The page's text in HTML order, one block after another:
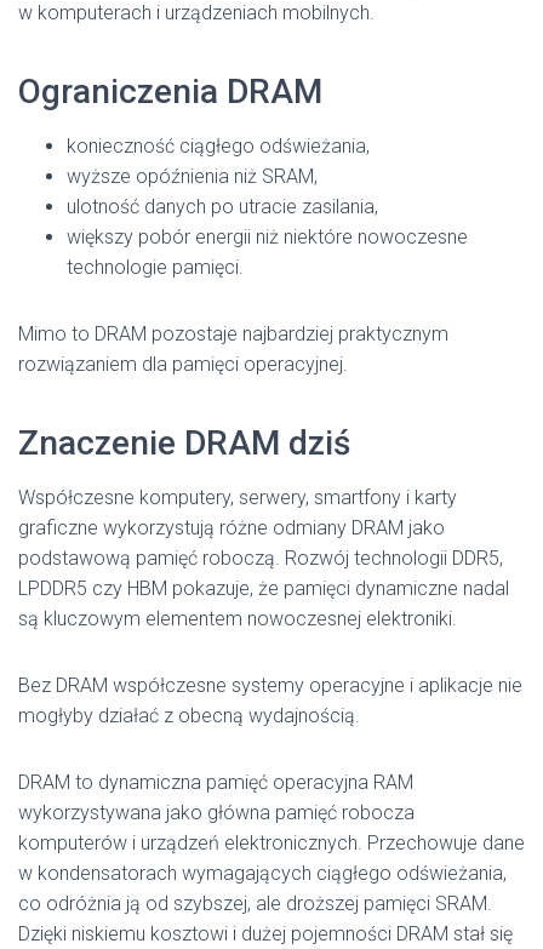
w komputerach i urządzeniach mobilnych.
Ograniczenia DRAM
konieczność ciągłego odświeżania,
wyższe opóźnienia niż SRAM,
ulotność danych po utracie zasilania,
większy pobór energii niż niektóre nowoczesne
technologie pamięci.
Mimo to DRAM pozostaje najbardziej praktycznym
rozwiązaniem dla pamięci operacyjnej.
Znaczenie DRAM dziś
Współczesne komputery, serwery, smartfony i karty
graficzne wykorzystują różne odmiany DRAM jako
podstawową pamięć roboczą. Rozwój technologii DDR5,
LPDDR5 czy HBM pokazuje, że pamięci dynamiczne nadal
są kluczowym elementem nowoczesnej elektroniki.
Bez DRAM współczesne systemy operacyjne i aplikacje nie
mogłyby działać z obecną wydajnością.
DRAM to dynamiczna pamięć operacyjna RAM
wykorzystywana jako główna pamięć robocza
komputerów i urządzeń elektronicznych. Przechowuje dane
w kondensatorach wymagających ciągłego odświeżania,
co odróżnia ją od szybszej, ale droższej pamięci SRAM.
Dzięki niskiemu kosztowi i dużej pojemności DRAM stał się